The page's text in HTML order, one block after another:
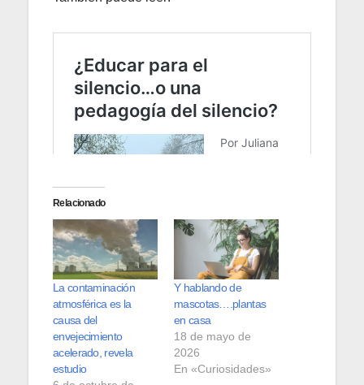
Relacionado
La contaminación
atmosférica es la
causa del
envejecimiento
acelerado, revela
estudio
Y hablando de
mascotas….plantas
en casa
18 de mayo de
2026
En «Curiosidades»